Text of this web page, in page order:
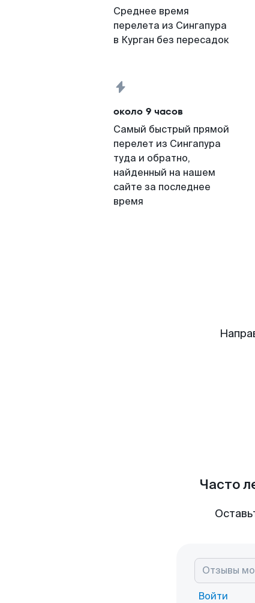
Среднее время
перелета из Сингапура
в Курган без пересадок
около 9 часов
Самый быстрый прямой
перелет из Сингапура
туда и обратно,
найденный на нашем
сайте за последнее
время
Часто
Войти